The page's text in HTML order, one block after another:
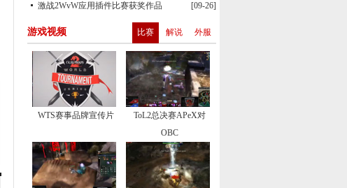
[09-26]
激战2WvW应用插件比赛获奖作品
比赛 解说 外服
游戏视频
WTS赛事品牌宣传片
ToL2总决赛APeX对
OBC